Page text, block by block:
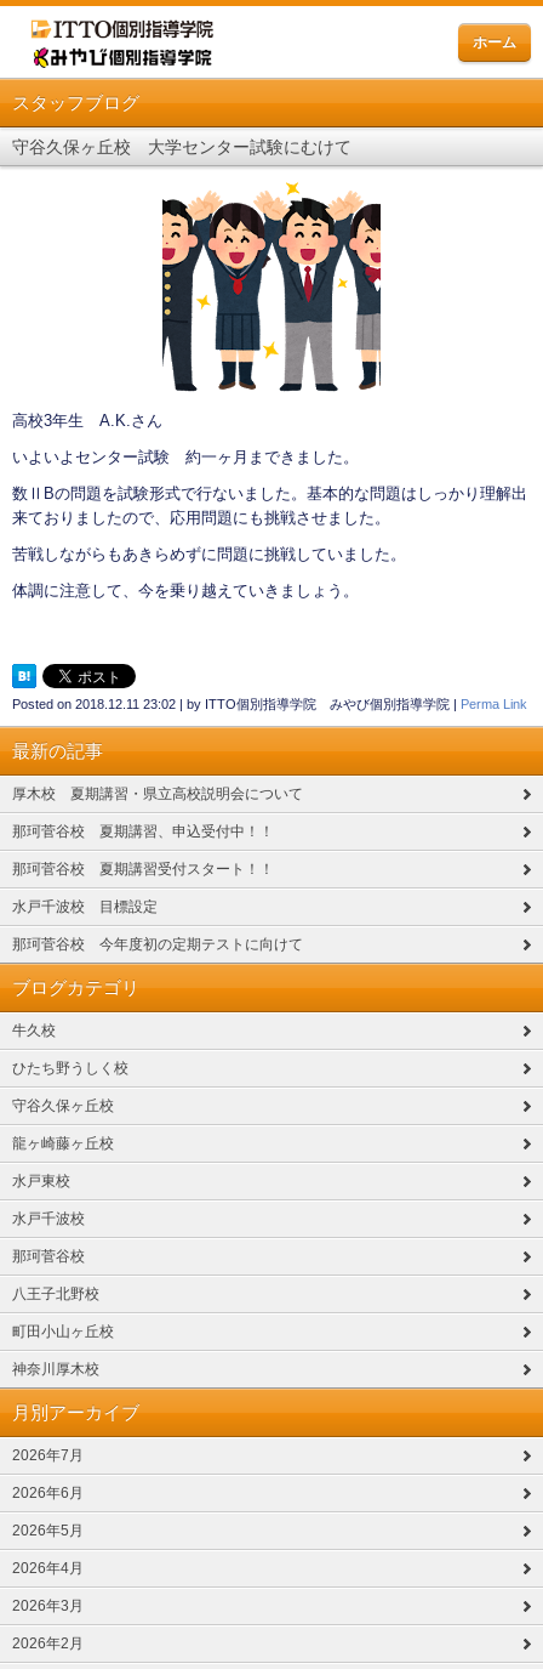
ホーム
スタッフブログ
守谷久保ヶ丘校 大学センター試験にむけて
高校3年生 A.K.さん
いよいよセンター試験 約一ヶ月まできました。
数ⅡBの問題を試験形式で行ないました。基本的な問題はしっかり理解出
来ておりましたので、応用問題にも挑戦させました。
苦戦しながらもあきらめずに問題に挑戦していました。
体調に注意して、今を乗り越えていきましょう。
Posted on 2018.12.11 23:02 | by ITTO個別指導学院 みやび個別指導学院 | Perma Link
最新の記事
厚木校 夏期講習・県立高校説明会について
那珂菅谷校 夏期講習、申込受付中！！
那珂菅谷校 夏期講習受付スタート！！
水戸千波校 目標設定
那珂菅谷校 今年度初の定期テストに向けて
ブログカテゴリ
牛久校
ひたち野うしく校
守谷久保ヶ丘校
龍ヶ崎藤ヶ丘校
水戸東校
水戸千波校
那珂菅谷校
八王子北野校
町田小山ヶ丘校
神奈川厚木校
月別アーカイブ
2026年7月
2026年6月
2026年5月
2026年4月
2026年3月
2026年2月